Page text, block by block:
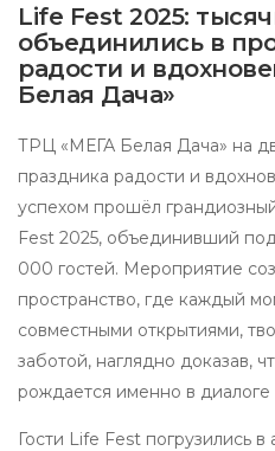
Life Fest 2025:
объединились в
радости и
Белая Дача»
ТРЦ «МЕГА Белая Дача» на
праздника радости и
успехом прошёл
Fest 2025, объединивший
000 гостей. Мероприятие
пространство, где каждый
совместными открытиями,
заботой, наглядно доказав,
рождается именно в диалоге
Гости Life Fest погрузились